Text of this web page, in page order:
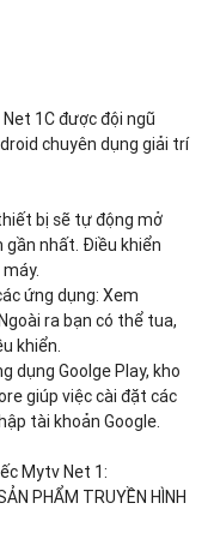
1C được đội ngũ
chuyên dụng giải trí
bị sẽ tự động mở
gần nhất. Điều khiển
ứng dụng: Xem
ra bạn có thể tua,
khiển.
dụng Goolge Play, kho
giúp việc cài đặt các
tài khoản Google.
Mytv Net 1:
PHẨM TRUYỀN HÌNH